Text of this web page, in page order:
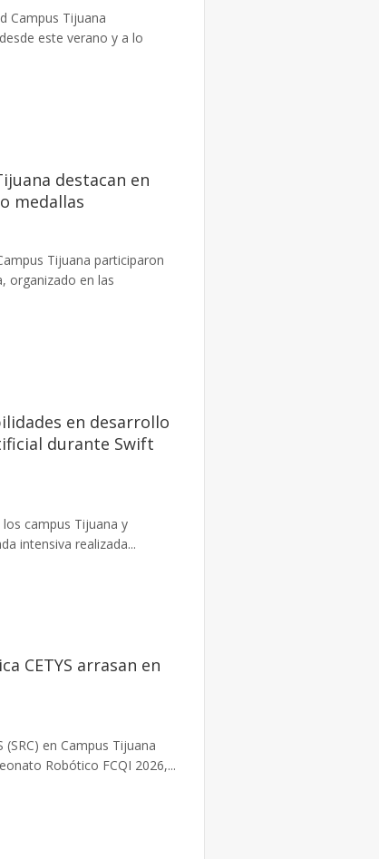
Campus Tijuana
este verano y a lo
destacan en
medallas
Tijuana participaron
organizado en las
en desarrollo
durante Swift
los campus Tijuana y
intensiva realizada...
CETYS arrasan en
en Campus Tijuana
Robótico FCQI 2026,...